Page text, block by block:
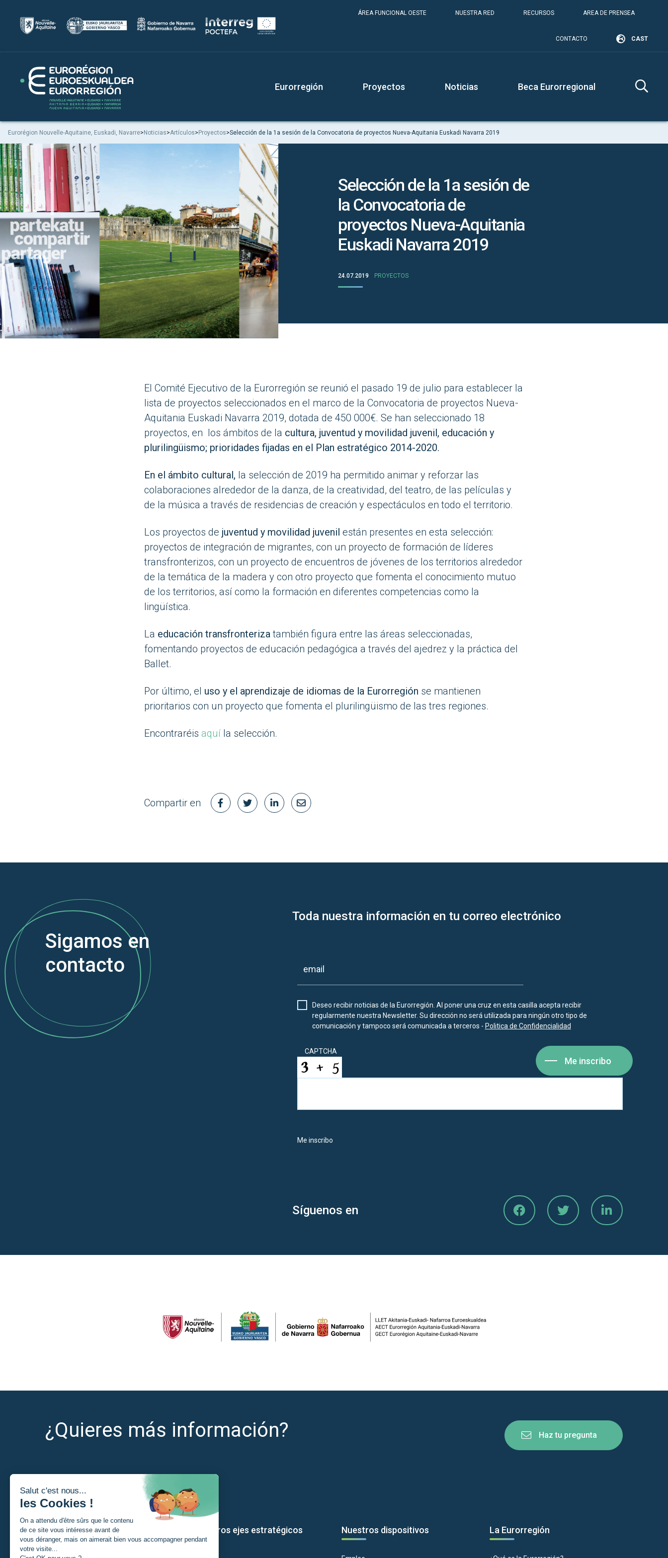
ÁREA FUNCIONAL OESTE NUESTRA RED RECURSOS AREA DE PRENSEA
CONTACTO CAST
Eurorregión Proyectos Noticias Beca Eurorregional
Eurorégion Nouvelle-Aquitaine, Euskadi, Navarre>Noticias>Artículos>Proyectos>Selección de la 1a sesión de la Convocatoria de proyectos Nueva-Aquitania Euskadi Navarra 2019
Selección de la 1a sesión de
la Convocatoria de
proyectos Nueva-Aquitania
Euskadi Navarra 2019
24.07.2019 PROYECTOS
El Comité Ejecutivo de la Eurorregión se reunió el pasado 19 de julio para establecer la
lista de proyectos seleccionados en el marco de la Convocatoria de proyectos Nueva-
Aquitania Euskadi Navarra 2019, dotada de 450 000€. Se han seleccionado 18
proyectos, en los ámbitos de la cultura, juventud y movilidad juvenil, educación y
plurilingüismo; prioridades fijadas en el Plan estratégico 2014-2020.
En el ámbito cultural, la selección de 2019 ha permitido animar y reforzar las
colaboraciones alrededor de la danza, de la creatividad, del teatro, de las películas y
de la música a través de residencias de creación y espectáculos en todo el territorio.
Los proyectos de juventud y movilidad juvenil están presentes en esta selección:
proyectos de integración de migrantes, con un proyecto de formación de líderes
transfronterizos, con un proyecto de encuentros de jóvenes de los territorios alrededor
de la temática de la madera y con otro proyecto que fomenta el conocimiento mutuo
de los territorios, así como la formación en diferentes competencias como la
lingüística.
La educación transfronterizatambién figura entre las áreas seleccionadas,
fomentando proyectos de educación pedagógica a través del ajedrez y la práctica del
Ballet.
Por último, el uso y el aprendizaje de idiomas de la Eurorregión se mantienen
prioritarios con un proyecto que fomenta el plurilingüismo de las tres regiones.
Encontraréis aquí la selección.
Compartir en
Sigamos en
contacto
Toda nuestra información en tu correo electrónico
Deseo recibir noticias de la Eurorregión. Al poner una cruz en esta casilla acepta recibir
regularmente nuestra Newsletter. Su dirección no será utilizada para ningún otro tipo de
comunicación y tampoco será comunicada a terceros - Politica de Confidencialidad
CAPTCHA
Me inscribo
Me inscribo
Síguenos en
¿Quieres más información? Haz tu pregunta
Soy Nuestros ejes estratégicos Nuestros dispositivos La Eurorregión